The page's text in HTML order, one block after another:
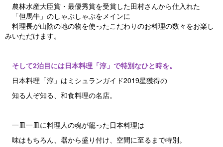
農林水産大臣賞・最優秀賞を受賞した田村さんから仕入れた
「但馬牛」のしゃぶしゃぶをメインに
料理長が山陰の地の物を使ったこだわりのお料理の数々をお楽し
みいただけます。
そして2泊目には日本料理「淳」で特別なひと時を。
日本料理「淳」はミシュランガイド2019星獲得の
知る人ぞ知る、和食料理の名店。
一皿一皿に料理人の魂が籠った日本料理は
味はもちろん、器から盛り付け、空間に至るまで特別。